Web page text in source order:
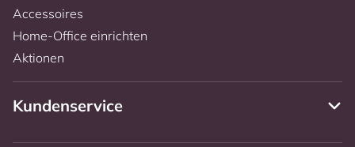
Accessoires
Home-Office einrichten
Aktionen
Kundenservice